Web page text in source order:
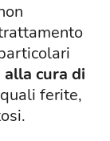
cura di
ferite,